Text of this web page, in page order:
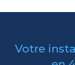
Votre